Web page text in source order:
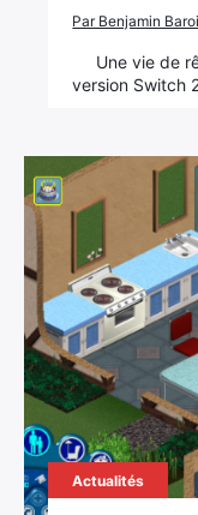
Par Benjamin
Une vie de
version Switch
Actualités